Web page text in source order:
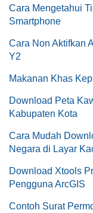
Cara Mengetahui
Smartphone
Cara Non Aktifkan
Y2
Makanan Khas
Download Peta
Kabupaten Kota
Cara Mudah
Negara di Layar
Download Xtools
Pengguna ArcGIS
Contoh Surat